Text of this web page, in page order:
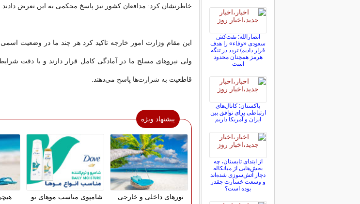
خاطرنشان کرد: مدافعان کشور نیز پاسخ محکمی به این تعرض دادند.
این مقام وزارت امور خارجه تاکید کرد هر چند ما در وضعیت
ولی نیروهای مسلح ما در آمادگی کامل قرار دارند و با دقت
قاطعیت به شرارت‌ها پاسخ می‌دهند.
پیشنهاد ویژه
تورهای داخلی و خارجی
شامپوی مناسب موهای تو
انصارالله: نفت‌کش
سعودی «وفاء» را هدف
قرار دادیم/ تردد در تنگه
هرمز همچنان محدود
است
پاکستان: کانال‌های
ارتباطی برای توافق بین
ایران و آمریکا داریم
از ابتدای تابستان، چه
بخش‌هایی از میانکاله
دچار آتش‌سوزی شده‌اند
و وسعت خسارت چقدر
بوده است؟